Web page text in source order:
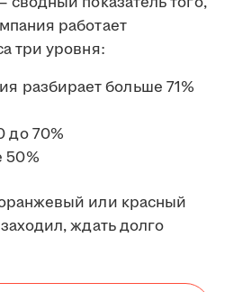
работает
три уровня:
разбирает больше 71%
до 70%
50%
или красный
ждать долго